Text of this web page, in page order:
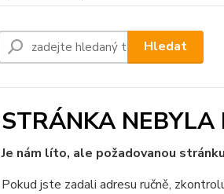
Hledat
STRÁNKA NEBYLA
Je nám líto, ale požadovanou
Pokud jste zadali adresu ručně,